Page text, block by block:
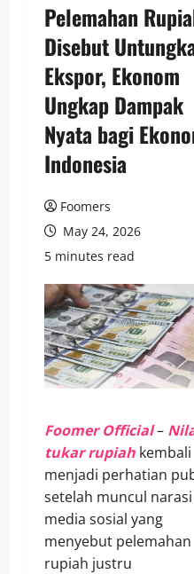
Pelemahan
Disebut
Ekspor, Ekonom
Ungkap Dampak
Nyata bagi
Indonesia
Foomers
May 24, 2026
5 minutes read
Foomer Official–
tukar rupiah kembali
menjadi perhatian
setelah muncul
media sosial yang
menyebut pelemahan
rupiah justru